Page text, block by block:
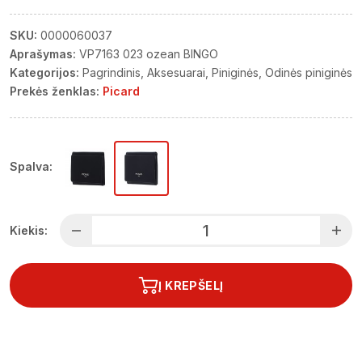
SKU: 0000060037
Aprašymas: VP7163 023 ozean BINGO
Kategorijos: Pagrindinis Aksesuarai Piniginės Odinės piniginės
Prekės ženklas: Picard
Spalva:
Kiekis:
Į KREPŠELĮ